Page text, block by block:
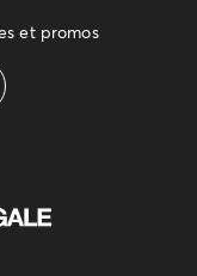
et promos